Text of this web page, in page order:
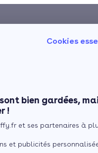
Cookies
bien gardées,
!
et ses partenaires à
et publicités
zéro
Nos conseils
Sol
Fenêtres
de
façade